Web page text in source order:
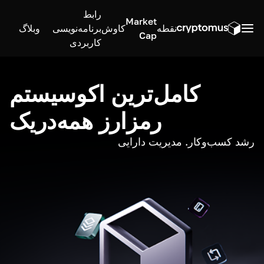
نقطه
Market
Cap
کاوش
رابط
برنامه‌نویسی
کاربردی
وبلاگ
کامل‌ترین اکوسیستم
رمزارز همه‌در‌یک
رشد کسب‌وکار. مدیریت دارایی